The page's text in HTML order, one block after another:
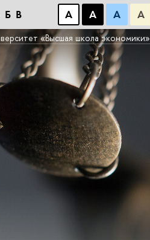
А А А А
«Высшая школа экономики»